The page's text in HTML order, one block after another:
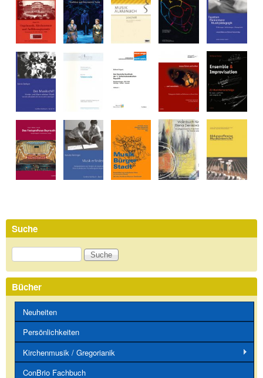
Suche
Suche
Bücher
Neuheiten
Persönlichkeiten
Kirchenmusik / Gregorianik
ConBrio Fachbuch